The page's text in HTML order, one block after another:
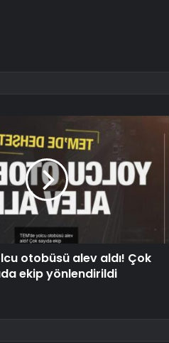
otobüsü alev aldı! Çok
ekip yönlendirildi